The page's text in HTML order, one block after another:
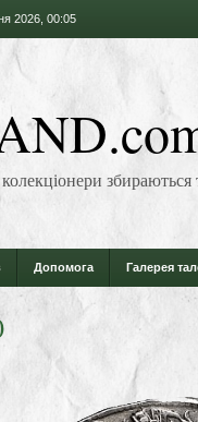
2026, 00:05
колекціонери збираються
Допомога Галерея